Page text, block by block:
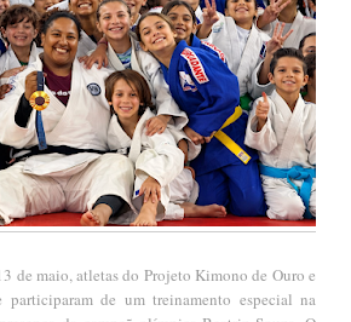
de maio, atletas do Projeto Kimono de Ouro e
participaram de um treinamento especial na